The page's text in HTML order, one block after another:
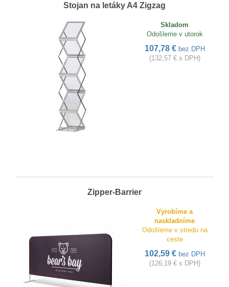
Stojan na letáky A4 Zigzag
Skladom
Odošleme v utorok
107,78 € bez DPH
(132,57 € s DPH)
Zipper-Barrier
Vyrobíme a
naskladníme
Odošleme v stredu na
ceste
102,59 € bez DPH
(126,19 € s DPH)